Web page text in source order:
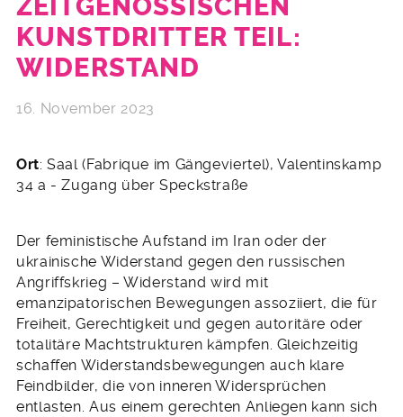
ZEITGENÖSSISCHEN
KUNSTDRITTER TEIL:
WIDERSTAND
16. November 2023
Ort: Saal (Fabrique im Gängeviertel), Valentinskamp
34 a - Zugang über Speckstraße
Der feministische Aufstand im Iran oder der
ukrainische Widerstand gegen den russischen
Angriffskrieg – Widerstand wird mit
emanzipatorischen Bewegungen assoziiert, die für
Freiheit, Gerechtigkeit und gegen autoritäre oder
totalitäre Machtstrukturen kämpfen. Gleichzeitig
schaffen Widerstandsbewegungen auch klare
Feindbilder, die von inneren Widersprüchen
entlasten. Aus einem gerechten Anliegen kann sich